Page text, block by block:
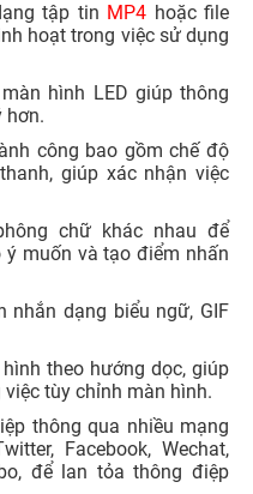
tập tin MP4 hoặc file
hoạt trong việc sử dụng
hình LED giúp thông
hơn.
công bao gồm chế độ
giúp xác nhận việc
chữ khác nhau để
muốn và tạo điểm nhấn
nhắn dạng biểu ngữ, GIF
theo hướng dọc, giúp
tùy chỉnh màn hình.
thông qua nhiều mạng
Facebook, Wechat,
để lan tỏa thông điệp